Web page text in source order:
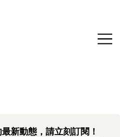
and
將推出，敬請
新動態，請立刻訂閱！